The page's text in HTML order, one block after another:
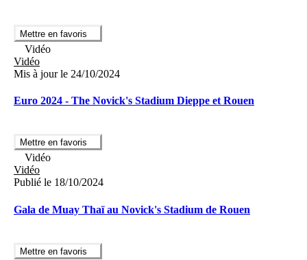
Mettre en favoris
Vidéo
Vidéo
Mis à jour le 24/10/2024
Euro 2024 - The Novick's Stadium Dieppe et Rouen
Mettre en favoris
Vidéo
Vidéo
Publié le 18/10/2024
Gala de Muay Thaï au Novick's Stadium de Rouen
Mettre en favoris